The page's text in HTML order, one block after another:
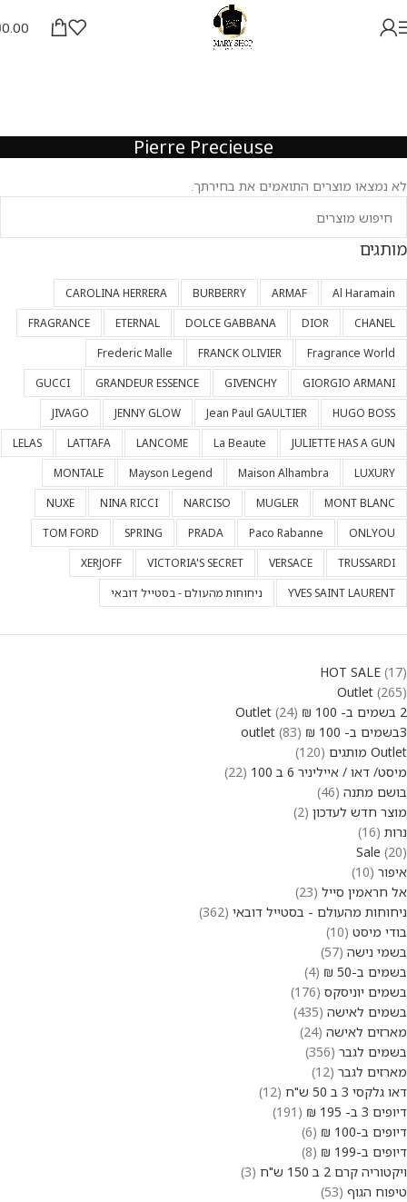
0.00
Pierre Precieuse
לא נמצאו מוצרים התואמים את בחירתך.
מותגים
Al Haramain
ARMAF
BURBERRY
CAROLINA HERRERA
CHANEL
DIOR
DOLCE GABBANA
ETERNAL
FRAGRANCE
Fragrance World
FRANCK OLIVIER
Frederic Malle
GIORGIO ARMANI
GIVENCHY
GRANDEUR ESSENCE
GUCCI
HUGO BOSS
Jean Paul GAULTIER
JENNY GLOW
JIVAGO
JULIETTE HAS A GUN
La Beaute
LANCOME
LATTAFA
LELAS
LUXURY
Maison Alhambra
Mayson Legend
MONTALE
MONT BLANC
MUGLER
NARCISO
NINA RICCI
NUXE
ONLYOU
Paco Rabanne
PRADA
SPRING
TOM FORD
TRUSSARDI
VERSACE
VICTORIA'S SECRET
XERJOFF
YVES SAINT LAURENT
ניחוחות מהעולם - בסטייל דובאי
HOT SALE 17
Outlet 265
2 בשמים ב- 100 ₪ Outlet
24
3בשמים ב- 100 ₪ outlet
83
Outlet מותגים
120
מיסט/ דאו / אייליניר 6 ב 100
22
בושם מתנה 46
מוצר חדש לעדכון 2
נרות 16
Sale 20
איפור 10
אל חראמין סייל 23
ניחוחות מהעולם - בסטייל דובאי 362
בודי מיסט 10
בשמי נישה 57
בשמים ב-50 ₪
4
בשמים יוניסקס 176
בשמים לאישה 435
מארזים לאישה 24
בשמים לגבר 356
מארזים לגבר 12
דאו גלקסי 3 ב 50 ש"ח
12
דיופים 3 ב- 195 ₪
191
דיופים ב-100 ₪
6
דיופים ב-199 ₪
8
ויקטוריה קרם 2 ב 150 ש"ח
3
טיפוח הגוף 53